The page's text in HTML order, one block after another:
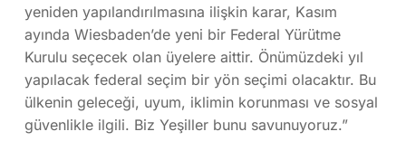
yeniden yapılandırılmasına ilişkin karar, Kasım
ayında Wiesbaden’de yeni bir Federal Yürütme
Kurulu seçecek olan üyelere aittir. Önümüzdeki yıl
yapılacak federal seçim bir yön seçimi olacaktır. Bu
ülkenin geleceği, uyum, iklimin korunması ve sosyal
güvenlikle ilgili. Biz Yeşiller bunu savunuyoruz.”